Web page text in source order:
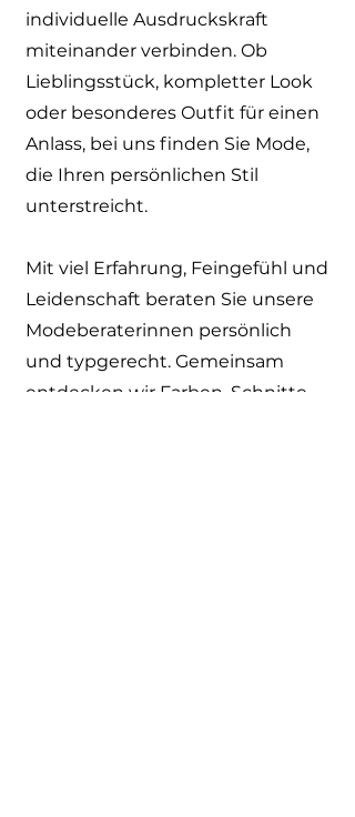
individuelle Ausdruckskraft
miteinander verbinden. Ob
Lieblingsstück, kompletter Look
oder besonderes Outfit für einen
Anlass, bei uns finden Sie Mode,
die Ihren persönlichen Stil
unterstreicht.
Mit viel Erfahrung, Feingefühl und
Leidenschaft beraten Sie unsere
Modeberaterinnen persönlich
und typgerecht. Gemeinsam
entdecken wir Farben, Schnitte